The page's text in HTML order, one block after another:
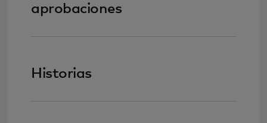
aprobaciones
Historias